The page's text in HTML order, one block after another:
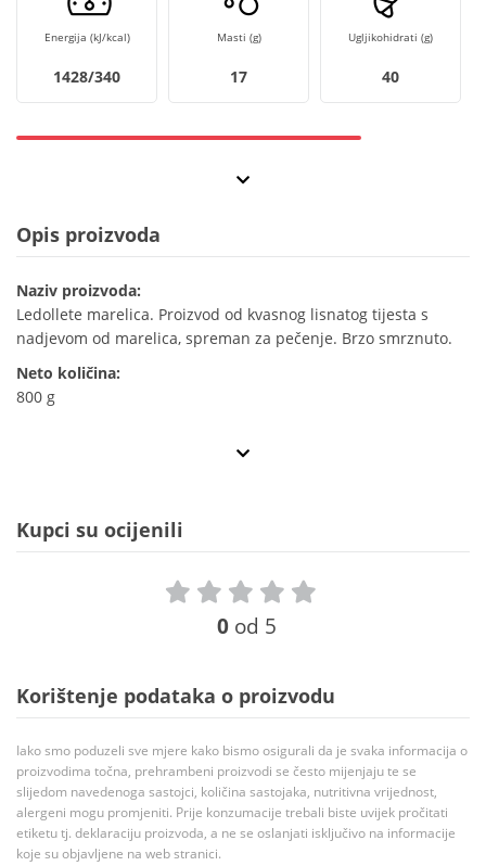
Energija (kJ/kcal)
1428/340
Masti (g)
17
Ugljikohidrati (g)
40
Opis proizvoda
Naziv proizvoda:
Ledollete marelica. Proizvod od kvasnog lisnatog tijesta s
nadjevom od marelica, spreman za pečenje. Brzo smrznuto.
Neto količina:
800 g
Kupci su ocijenili
0 od 5
Korištenje podataka o proizvodu
Iako smo poduzeli sve mjere kako bismo osigurali da je svaka informacija o
proizvodima točna, prehrambeni proizvodi se često mijenjaju te se
slijedom navedenoga sastojci, količina sastojaka, nutritivna vrijednost,
alergeni mogu promjeniti. Prije konzumacije trebali biste uvijek pročitati
etiketu tj. deklaraciju proizvoda, a ne se oslanjati isključivo na informacije
koje su objavljene na web stranici.